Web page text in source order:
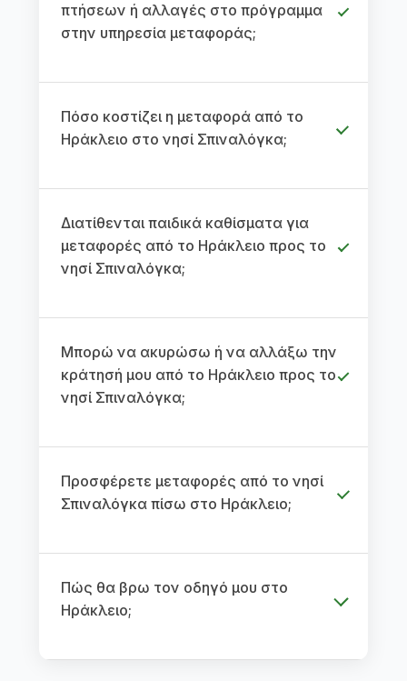
πτήσεων ή αλλαγές στο πρόγραμμα
στην υπηρεσία μεταφοράς;
Πόσο κοστίζει η μεταφορά από το
Ηράκλειο στο νησί Σπιναλόγκα;
Διατίθενται παιδικά καθίσματα για
μεταφορές από το Ηράκλειο προς το
νησί Σπιναλόγκα;
Μπορώ να ακυρώσω ή να αλλάξω την
κράτησή μου από το Ηράκλειο προς το
νησί Σπιναλόγκα;
Προσφέρετε μεταφορές από το νησί
Σπιναλόγκα πίσω στο Ηράκλειο;
Πώς θα βρω τον οδηγό μου στο
Ηράκλειο;